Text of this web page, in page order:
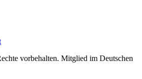
vorbehalten. Mitglied im Deutschen